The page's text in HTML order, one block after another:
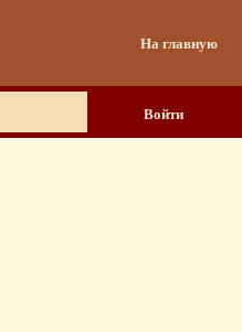
На главную
Войти